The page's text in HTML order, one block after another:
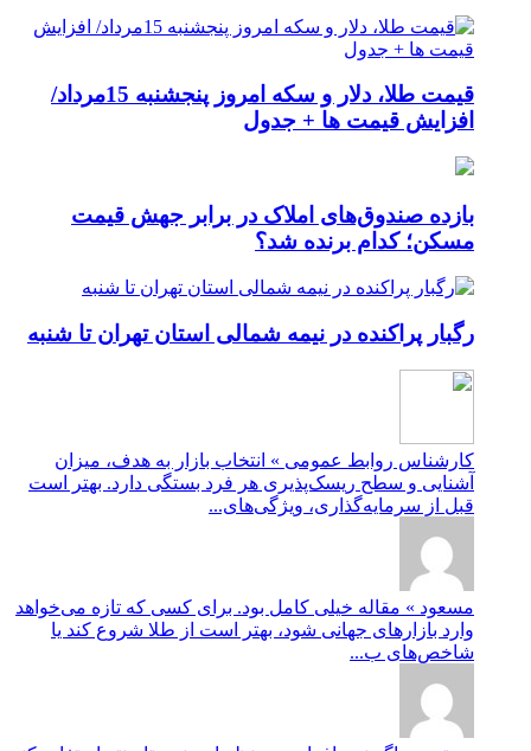
قیمت طلا، دلار و سکه امروز پنجشنبه 15مرداد/
افزایش قیمت ها + جدول
بازده صندوق‌های املاک در برابر جهش قیمت
مسکن؛ کدام برنده شد؟
رگبار پراکنده در نیمه شمالی استان تهران تا شنبه
کارشناس روابط عمومی » انتخاب بازار به هدف، میزان
آشنایی و سطح ریسک‌پذیری هر فرد بستگی دارد. بهتر است
قبل از سرمایه‌گذاری، ویژگی‌های...
مسعود » مقاله خیلی کامل بود. برای کسی که تازه می‌خواهد
وارد بازارهای جهانی شود، بهتر است از طلا شروع کند یا
شاخص‌های ب...